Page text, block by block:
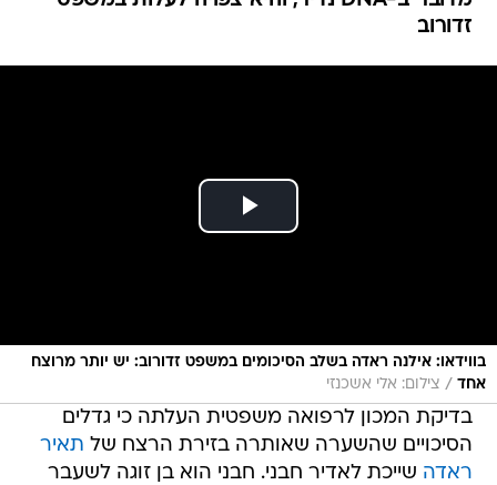
זדורוב
בווידאו: אילנה ראדה בשלב הסיכומים במשפט זדורוב: יש יותר מרוצח
אחד / צילום: אלי אשכנזי
בדיקת המכון לרפואה משפטית העלתה כי גדלים
הסיכויים שהשערה שאותרה בזירת הרצח של תאיר
ראדה שייכת לאדיר חבני. חבני הוא בן זוגה לשעבר